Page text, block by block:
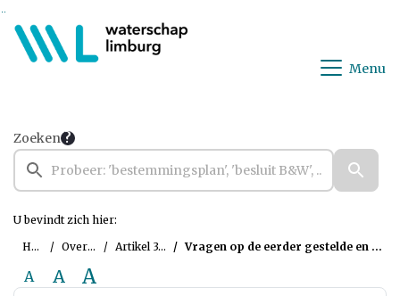
Ga naar de inhoud van deze pagina
Menu
Zoeken
U bevindt zich hier:
Home
Overzichten Artikel 35-vragen Vragen op de eerder gestelde en beantwoorde vragen over het bevoegd van gezag van kunstwerken
A A A